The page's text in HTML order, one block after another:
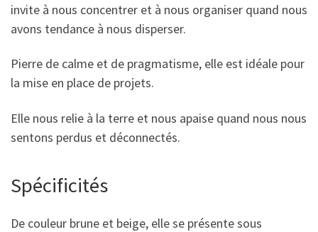
invite à nous concentrer et à nous organiser quand nous
avons tendance à nous disperser.
Pierre de calme et de pragmatisme, elle est idéale pour
la mise en place de projets.
Elle nous relie à la terre et nous apaise quand nous nous
sentons perdus et déconnectés.
Spécificités
De couleur brune et beige, elle se présente sous